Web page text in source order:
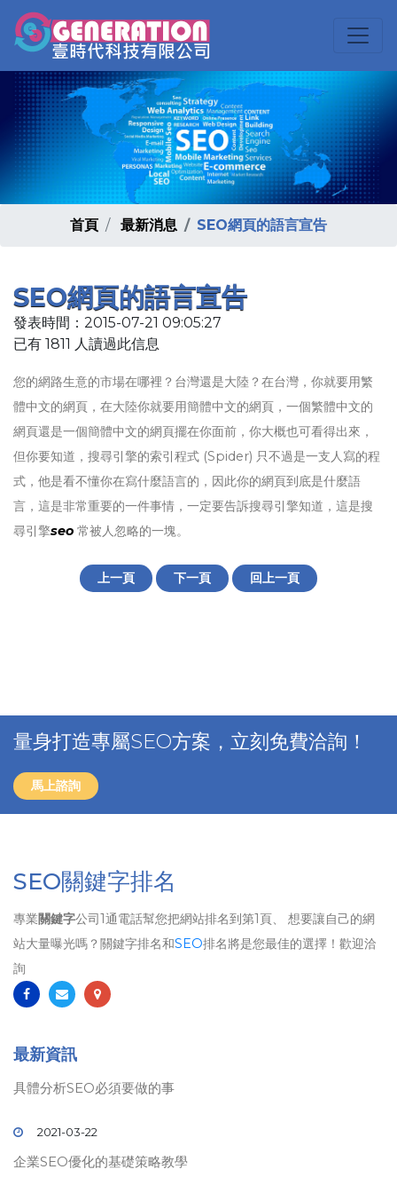
首頁 最新消息 SEO網頁的語言宣告
SEO網頁的語言宣告
發表時間：2015-07-21 09:05:27
已有 1811 人讀過此信息
您的網路生意的市場在哪裡？台灣還是大陸？在台灣，你就要用繁
體中文的網頁，在大陸你就要用簡體中文的網頁，一個繁體中文的
網頁還是一個簡體中文的網頁擺在你面前，你大概也可看得出來，
但你要知道，搜尋引擎的索引程式 (Spider) 只不過是一支人寫的程
式，他是看不懂你在寫什麼語言的，因此你的網頁到底是什麼語
言，這是非常重要的一件事情，一定要告訴搜尋引擎知道，這是搜
尋引擎seo 常被人忽略的一塊。
上一頁 下一頁 回上一頁
量身打造專屬SEO方案，立刻免費洽詢！
馬上諮詢
SEO關鍵字排名
專業關鍵字公司1通電話幫您把網站排名到第1頁、 想要讓自己的網
站大量曝光嗎？關鍵字排名和SEO排名將是您最佳的選擇！歡迎洽
詢
最新資訊
具體分析SEO必須要做的事
2021-03-22
企業SEO優化的基礎策略教學